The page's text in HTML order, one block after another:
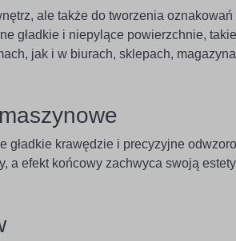
ale także do tworzenia
gładkie i niepylące powierzchnie,
jak i w biurach, sklepach,
krawędzie i precyzyjne
a efekt końcowy zachwyca swoją